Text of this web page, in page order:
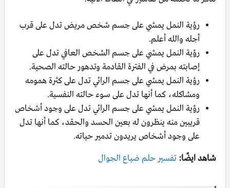
رؤية النمل يمشي على جسم شخص مريض تدل على قرب
أجله والله أعلم.
رؤية النمل يمشي على جسم الشخص العافي تدل على
إصابته بمرض في الفترة القادمة وتدهور حالته الصحية.
رؤية النمل يمشي على جسم الرائي تدل على كثرة همومه
ومشاكله، كما أنها تدل على سوء حالته النفسية.
رؤية النمل يمشي على جسم الرائي تدل على وجود أشخاص
قريبين منه ينظرون له بعين الحسد والحقد، كما أنها تدل
على وجود أشخاص يريدون تدمير حياته.
شاهد ايضًا: تفسير حلم ضياع الجوال